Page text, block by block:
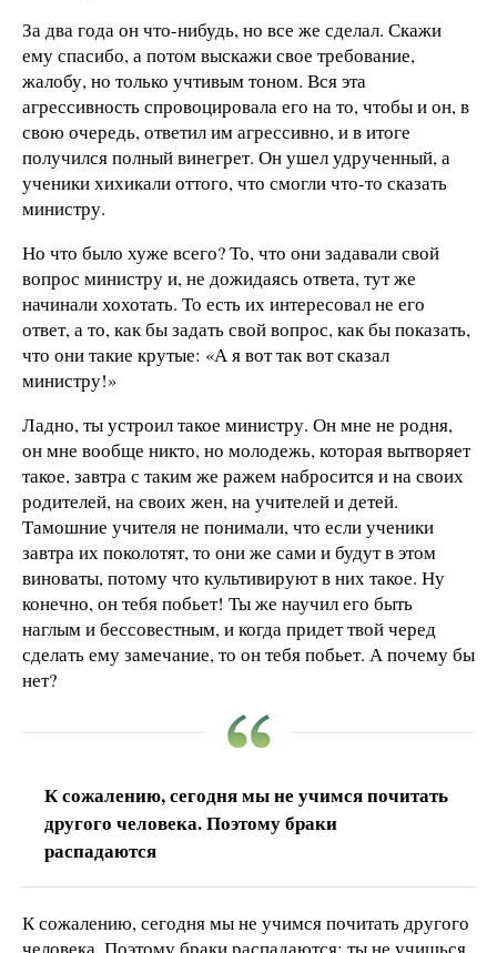
За два года он что-нибудь, но все же сделал. Скажи
ему спасибо, а потом выскажи свое требование,
жалобу, но только учтивым тоном. Вся эта
агрессивность спровоцировала его на то, чтобы и он, в
свою очередь, ответил им агрессивно, и в итоге
получился полный винегрет. Он ушел удрученный, а
ученики хихикали оттого, что смогли что-то сказать
министру.
Но что было хуже всего? То, что они задавали свой
вопрос министру и, не дожидаясь ответа, тут же
начинали хохотать. То есть их интересовал не его
ответ, а то, как бы задать свой вопрос, как бы показать,
что они такие крутые: «А я вот так вот сказал
министру!»
Ладно, ты устроил такое министру. Он мне не родня,
он мне вообще никто, но молодежь, которая вытворяет
такое, завтра с таким же ражем набросится и на своих
родителей, на своих жен, на учителей и детей.
Тамошние учителя не понимали, что если ученики
завтра их поколотят, то они же сами и будут в этом
виноваты, потому что культивируют в них такое. Ну
конечно, он тебя побьет! Ты же научил его быть
наглым и бессовестным, и когда придет твой черед
сделать ему замечание, то он тебя побьет. А почему бы
нет?
К сожалению, сегодня мы не учимся почитать
другого человека. Поэтому браки
распадаются
К сожалению, сегодня мы не учимся почитать другого
человека. Поэтому браки распадаются: ты не учишься